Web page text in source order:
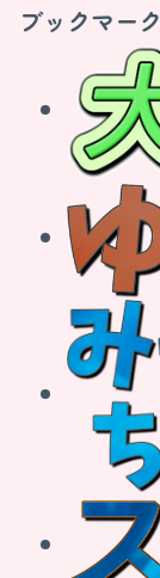
ブックマーク